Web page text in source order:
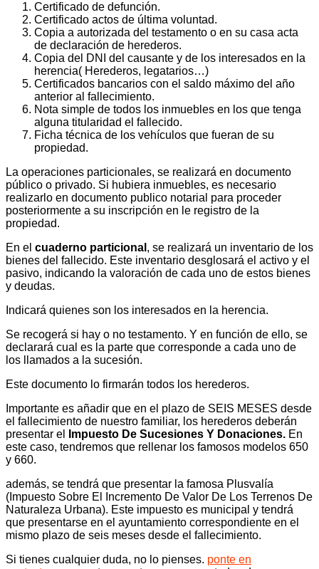
Certificado de defunción.
Certificado actos de última voluntad.
Copia a autorizada del testamento o en su casa acta
de declaración de herederos.
Copia del DNI del causante y de los interesados en la
herencia( Herederos, legatarios…)
Certificados bancarios con el saldo máximo del año
anterior al fallecimiento.
Nota simple de todos los inmuebles en los que tenga
alguna titularidad el fallecido.
Ficha técnica de los vehículos que fueran de su
propiedad.
La operaciones particionales, se realizará en documento
público o privado. Si hubiera inmuebles, es necesario
realizarlo en documento publico notarial para proceder
posteriormente a su inscripción en le registro de la
propiedad.
En el cuaderno particional , se realizará un inventario de los
bienes del fallecido. Este inventario desglosará el activo y el
pasivo, indicando la valoración de cada uno de estos bienes
y deudas.
Indicará quienes son los interesados en la herencia.
Se recogerá si hay o no testamento. Y en función de ello, se
declarará cual es la parte que corresponde a cada uno de
los llamados a la sucesión.
Este documento lo firmarán todos los herederos.
Importante es añadir que en el plazo de SEIS MESES desde
el fallecimiento de nuestro familiar, los herederos deberán
presentar el
Impuesto De Sucesiones Y Donaciones. En
este caso, tendremos que rellenar los famosos modelos 650
y 660.
además, se tendrá que presentar la famosa Plusvalía
(Impuesto Sobre El Incremento De Valor De Los Terrenos De
Naturaleza Urbana). Este impuesto es municipal y tendrá
que presentarse en el ayuntamiento correspondiente en el
mismo plazo de seis meses desde el fallecimiento.
Si tienes cualquier duda, no lo pienses. ponte en